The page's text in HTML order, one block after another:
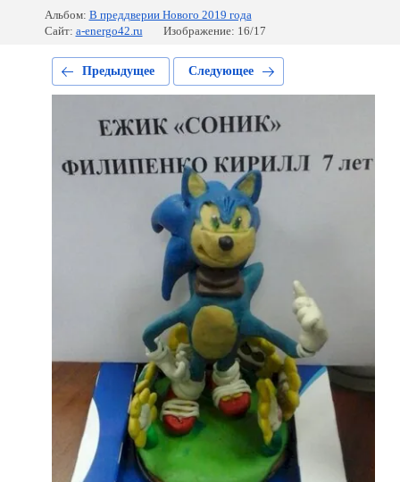
Альбом: В преддверии Нового 2019 года
Сайт: a-energo42.ru Изображение: 16/17
Предыдущее Следующее